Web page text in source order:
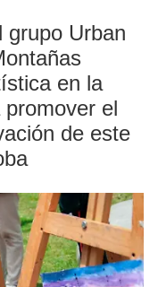
grupo Urban
en la
el
de este